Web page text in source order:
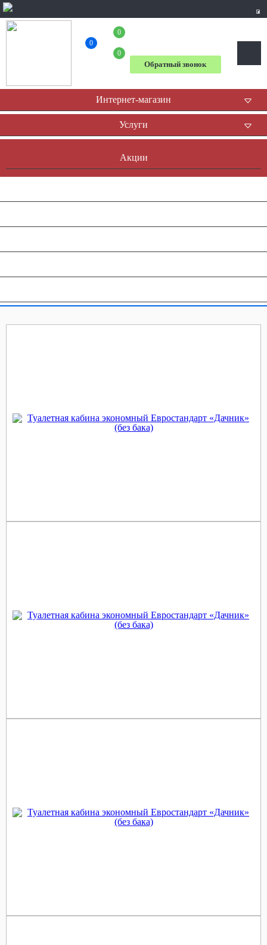
0
0
0
Обратный звонок
Интернет-магазин
Услуги
Акции